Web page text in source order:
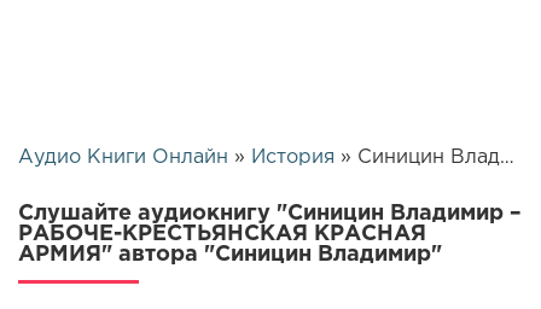
Аудио Книги Онлайн » История » Синицин Владимир – РАБОЧЕ-КРЕСТЬЯНСКАЯ КРАСНАЯ АРМИЯ | 26503
Слушайте аудиокнигу "Синицин Владимир –
РАБОЧЕ-КРЕСТЬЯНСКАЯ КРАСНАЯ
АРМИЯ" автора "Синицин Владимир"